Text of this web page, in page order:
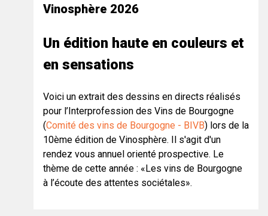
Vinosphère 2026
Un édition haute en couleurs et
en sensations
Voici un extrait des dessins en directs réalisés
pour l’Interprofession des Vins de Bourgogne
(Comité des vins de Bourgogne - BIVB) lors de la
10ème édition de Vinosphère. Il s'agit d'un
rendez vous annuel orienté prospective. Le
thème de cette année : «Les vins de Bourgogne
à l’écoute des attentes sociétales».